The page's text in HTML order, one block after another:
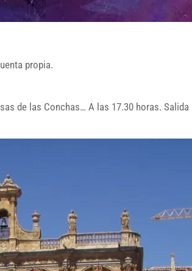
propia.
de las Conchas… A las 17.30 horas.